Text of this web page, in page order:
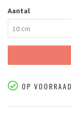
Aantal
10 cm
OP VOORRAAD